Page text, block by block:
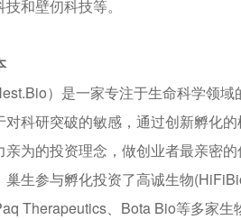
和壁仞科技等。
）是一家专注于生命科学领
对科研突破的敏感，通过创新孵化
亲为的投资理念，做创业者最亲密
生参与孵化投资了高诚生物
Therapeutics、Bota Bio等多家